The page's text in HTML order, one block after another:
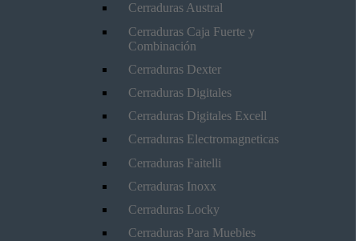
Cerraduras Austral
Cerraduras Caja Fuerte y
Combinación
Cerraduras Dexter
Cerraduras Digitales
Cerraduras Digitales Excell
Cerraduras Electromagneticas
Cerraduras Faitelli
Cerraduras Inoxx
Cerraduras Locky
Cerraduras Para Muebles